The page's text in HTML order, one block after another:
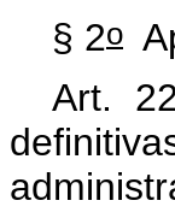
§ 2o
Art.